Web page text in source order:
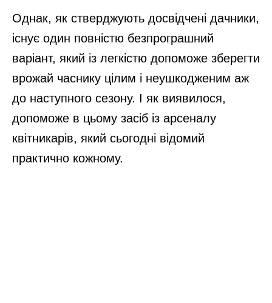
Однак, як стверджують досвідчені дачники,
існує один повністю безпрограшний
варіант, який із легкістю допоможе зберегти
врожай часнику цілим і неушкодженим аж
до наступного сезону. І як виявилося,
допоможе в цьому засіб із арсеналу
квітникарів, який сьогодні відомий
практично кожному.